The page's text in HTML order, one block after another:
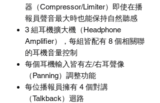
器（Compressor/Limiter）即使在播
報員聲音最大時也能保持自然聽感
3 組耳機擴大機（Headphone
Amplifier），每組皆配有 8 個相關聯
的耳機音量控制
每個耳機輸入皆有左/右耳聲像
（Panning）調整功能
每位播報員擁有 4 個對講
（Talkback）迴路